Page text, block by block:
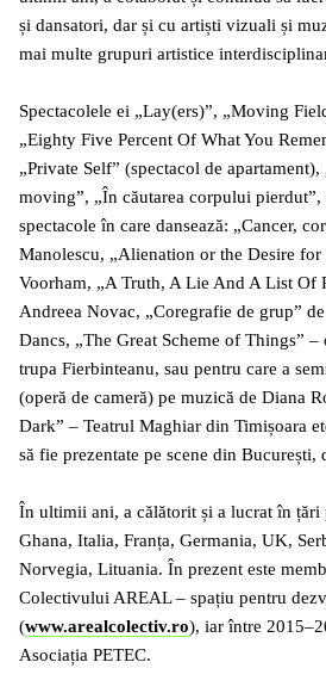
și dansatori, dar și cu artiști vizuali și
mai multe grupuri artistice
Spectacolele ei „Lay(ers)”, „Moving
„Eighty Five Percent Of What You
„Private Self” (spectacol de
moving”, „În căutarea corpului pierdut”,
spectacole în care dansează: „Cancer,
Manolescu, „Alienation or the Desire
Voorham, „A Truth, A Lie And A List Of
Andreea Novac, „Coregrafie de grup”
Dancs, „The Great Scheme of Things”
trupa Fierbinteanu, sau pentru care a
(operă de cameră) pe muzică de Diana
Dark” – Teatrul Maghiar din Timișoara
să fie prezentate pe scene din București,
În ultimii ani, a călătorit și a lucrat în țări
Ghana, Italia, Franța, Germania, UK,
Norvegia, Lituania. În prezent este
Colectivului AREAL – spațiu pentru
(www.arealcolectiv.ro), iar între
Asociația PETEC.